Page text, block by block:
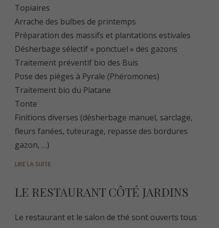
Topiaires
Arrache des bulbes de printemps
Préparation des massifs et plantations estivales
Désherbage sélectif « ponctuel » des gazons
Traitement préventif bio des Buis
Pose des pièges à Pyrale (Phéromones)
Traitement bio du Platane
Tonte
Finitions diverses (désherbage manuel, sarclage,
fleurs fanées, tuteurage, repasse des bordures
gazon, …)
LIRE LA SUITE
LE RESTAURANT CÔTÉ JARDINS
Le restaurant et le salon de thé sont ouverts tous